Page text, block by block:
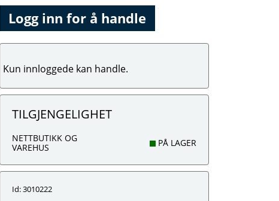
Logg inn for å handle
Kun innloggede kan handle.
TILGJENGELIGHET
NETTBUTIKK OG
VAREHUS
PÅ LAGER
Id: 3010222